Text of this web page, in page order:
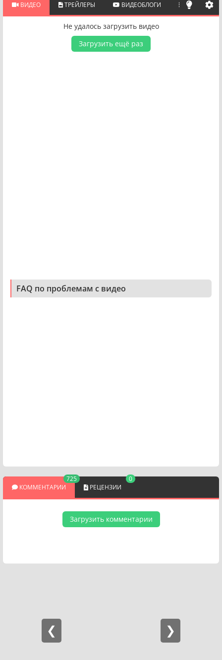
ВИДЕО ТРЕЙЛЕРЫ ВИДЕОБЛОГИ ПОХОЖИЕ
Не удалось загрузить видео
Загрузить ещё раз
FAQ по проблемам с видео
КОММЕНТАРИИ
725
РЕЦЕНЗИИ
0
Загрузить комментарии